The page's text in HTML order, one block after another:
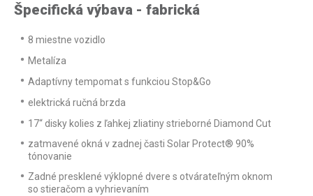
Špecifická výbava - fabrická
8 miestne vozidlo
Metalíza
Adaptívny tempomat s funkciou Stop&Go
elektrická ručná brzda
17“ disky kolies z ľahkej zliatiny strieborné Diamond Cut
zatmavené okná v zadnej časti Solar Protect® 90%
tónovanie
Zadné presklené výklopné dvere s otvárateľným oknom
so stieračom a vyhrievaním